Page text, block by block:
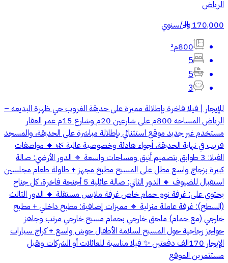
الرياض
170,000
§
/سنوي
800م²
5
5
3
للإيجار | فيلا فاخرة بإطلالة مميزة على حديقة الغروب حي ظهرة البديعه –
الرياض المساحه 800م على شارعين 20م وشارع 15م عمر العقار
مستخدم غير جديد موقع استثنائي بإطلالة مباشرة على الحديقة، والمسجد
قريب في نهاية الحديقة، أجواء هادئة وخصوصية عالية 🌿 🔹 مواصفات
الفيلا: 3 طوابق بتصميم أنيق ومساحات واسعة 🔸 الدور الأرضي: صالة
كبيرة بزجاج واسع مطل على المسبح مطبخ مجهز + طاولة طعام مجلسين
استقبال للضيوف 🔸 الدور الثاني: صالة عائلية 5 أجنحة فاخرة، كل جناح
يحتوي على: غرفة نوم حمام خاص غرفة ملابس مستقلة 🔸 الدور الثالث
(السطح): غرفة عاملة منزلية 🔹 مميزات إضافية: مطبخ داخلي + مطبخ
خارجي (مع حمام) ملحق خارجي بحمام مسبح خارجي مرتب وجاهز
حواجز زجاجية حول المسبح لسلامة الأطفال حوش واسع + كراج سيارات
الإيجار 170الف دفعتين ✨ فيلا مناسبة للعائلات أو الشركات وتقبل
مستثمرين الموقع